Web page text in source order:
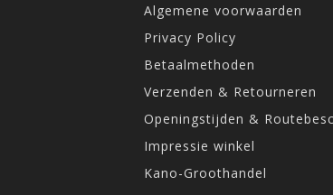
Algemene voorwaarden
Privacy Policy
Betaalmethoden
Verzenden & Retourneren
Openingstijden &
Impressie winkel
Kano-Groothandel